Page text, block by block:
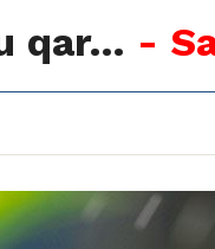
qar… -